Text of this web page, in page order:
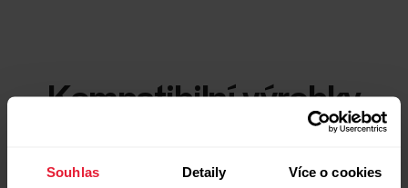
Souhlas Detaily Více o cookies
Kompatibilní výrobky